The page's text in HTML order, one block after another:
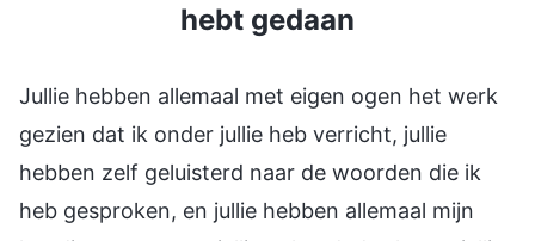
hebt gedaan
Jullie hebben allemaal met eigen ogen het werk gezien dat ik onder jullie heb verricht, jullie hebben zelf geluisterd naar de woorden die ik heb gesproken, en jullie hebben allemaal mijn houding tegenover jullie gekend, dus horen jullie te weten waarom ik dit werk in jullie verricht. Ik zeg jullie in alle eerlijkheid: jullie zijn alleen maar werktuigen voor mijn werk van de overwinning in de laatste dagen, de gereedschappen voor het verbreiden van mijn werk onder de naties van de heidenen. Ik spreek door jullie onrechtvaardigheid, vuilheid, weerstand en opstandigheid heen om mijn werk beter uit te breiden en mijn naam te verspreiden onder de heidense naties, dat wil zeggen: onder enige van de naties buiten Israël. Dit is zodat mijn naam, mijn daden en mijn stem overal in de naties van de heidenen kunnen worden verspreid, waardoor alle naties die niet bij Israël horen door mij kunnen worden overwonnen, mij kunnen aanbidden en mijn heilige landen worden buiten de landen Israël en Egypte. Het uitbreiden van mijn werk is in feite het uitbreiden van mijn werk van de overwinning en het uitbreiden van mijn heilige land; het is de uitbreiding van mijn vaste voet op aarde. Het moet jullie duidelijk zijn dat jullie alleen maar de schepselen onder de naties van de heidenen zijn, die ik overwin. Oorspronkelijk hadden jullie noch status, noch enige gebruikswaarde, en waren jullie volstrekt nutteloos. Het is alleen doordat ik de maden van de mestvaalt heb verheven om voorbeelden te zijn van mijn overwinning over het hele land, om het enige ‘referentiemateriaal’ te zijn van mijn overwinning over het hele land, dat jullie zo fortuinlijk zijn geweest om met mij in contact te komen en nu met mij samen te komen. Het is vanwege jullie lage status dat ik jullie heb uitgekozen om de voorbeelden en modellen van mijn overwinningswerk te zijn. Het is alleen om deze reden dat ik onder jullie werk en spreek, en dat ik met jullie leef en verblijf. Jullie moeten weten dat het alleen door mijn management en door mijn extreme afkeer van de maden in de mestvaalt komt dat ik onder jullie spreek – het is zover gekomen dat ik woedend ben. Mijn werk onder jullie is in het geheel niet hetzelfde als het werk van Jehova in Israël, en in het bijzonder is het niet hetzelfde als het werk dat Jezus in Judea heeft gedaan. Het is met grote tolerantie dat ik spreek en werk, en het is met woede en ook oordeel dat ik deze ontaarden overwin. Het lijkt in niets op Jehova die Zijn volk in Israël leidt. Zijn werk in Israël was het schenken van voedsel en levend water, en Hij was vol barmhartigheid en liefde voor Zijn volk terwijl Hij hen voorzag. Het werk van tegenwoordig wordt verricht onder een vervloekte natie van mensen die niet zijn uitverkoren. Er is geen overdadig eten, noch is er het dorstlessende levensmiddel van het levende water, en er is al helemaal geen toevoer van overvloedige materiële goederen; er is alleen een toevoer van overvloedig oordeel en overvloedige vervloeking en tuchtiging. Deze op de mestvaalt levende maden zijn het absoluut niet waard de bergen vol vee en schapen, de grote rijkdom en de mooiste kinderen van het hele land te verkrijgen, zoals ik aan Israël heb geschonken. Het huidige Israël offert op het altaar het vee en de schapen en de gouden en zilveren voorwerpen waarmee ik het volk van Israël voed, en overstijgt het tiende deel dat Jehova onder de wet vereist. Daarom heb ik hun zelfs nog meer gegeven – meer dan honderd keer wat Israël onder de wet zou verkrijgen. Dat waarmee ik Israël voed, overtreft alles wat Abraham heeft verkregen, en alles wat Isaak heeft verkregen. Ik zal de familie van Israël vruchtbaar maken en zich laten vermenigvuldigen, en ik zal ervoor zorgen dat mijn volk Israël zich over de wereld verspreidt. Degenen die ik zegen en voor wie ik zorg, zijn nog altijd het uitverkoren volk van Israël – dat wil zeggen: de mensen die alles aan mij wijden en die alles van mij hebben verkregen. Het is omdat ze mij in gedachten houden dat ze hun pasgeboren kalveren en lammeren offeren op mijn heilige altaar, en alles wat ze hebben ten overstaan van mij offeren. Zelfs hun pasgeboren eerste zonen offeren ze in afwachting van mijn terugkeer. En hoe zit het met jullie? Jullie wekken mijn woede op, stellen eisen aan mij en stelen de offers van hen die dingen aan mij offeren, en jullie weten niet dat jullie mij beledigen; daarom is al wat jullie verkrijgen geween en straf in de duisternis. Jullie hebben mijn woede vele malen uitgelokt, en ik heb mijn brandende vuren zozeer neer laten regenen, dat heel wat mensen een tragisch einde hebben gevonden, en dat gelukkige huishoudens troosteloze graven zijn geworden. Het enige wat ik voor deze maden heb, is eindeloze woede, en ik ben niet van plan hen te zegenen. Het is alleen omwille van mijn werk dat ik een uitzondering heb gemaakt en jullie heb opgetild, en grote vernedering heb verdragen en onder jullie heb gewerkt. Ware het niet voor de wil van mijn Vader, hoe zou ik dan in hetzelfde huis kunnen wonen met de maden die in de mestvaalt krioelen? Ik voel extreme walging voor al jullie handelingen en woorden en hoe dan ook, omdat ik een bepaald ‘belang’ stel in jullie vuilheid en opstandigheid, is dit een grote verzameling van mijn woorden geworden. Anders zou ik beslist niet zo lang onder jullie zijn gebleven. Jullie moeten daarom weten dat mijn houding richting jullie er alleen maar een van medeleven en medelijden is; ik heb zelfs geen druppel liefde voor jullie. Wat ik voor jullie heb, is alleen maar tolerantie, want ik doe dit louter omwille van mijn werk. En jullie hebben mijn daden alleen maar gezien omdat ik vuilheid en opstandigheid heb uitgekozen als ‘grondstoffen’; anders zou ik mijn daden beslist niet aan deze maden openbaren. Ik werk alleen met tegenzin in jullie, wat totaal niets wegheeft van de paraatheid en bereidheid waarmee ik mijn werk in Israël heb gedaan. Ik draag mijn kwaadheid terwijl ik mijzelf dwing om onder jullie te spreken. Ware het niet omwille van mijn grotere werk, hoe zou ik het dan kunnen verdragen om zulke maden te blijven zien? Ware het niet omwille van mijn naam, dan zou ik lang geleden zijn opgestegen naar de hoogste hoogten en zou ik deze maden samen met hun mestvaalt volledig hebben verbrand! Ware het niet omwille van mijn glorie, hoe zou ik deze boze demonen dan kunnen toestaan om zich openlijk tegen mij te verzetten met hun hoofden die voor mijn ogen heen en weer zwaaien? Ware het niet om het soepel laten uitvoeren van mijn werk, zonder de geringste belemmering, hoe zou ik dan kunnen toestaan dat deze made-achtige mensen ongebreideld misbruik van mij maken? Als honderd mensen in een dorp in Israël op deze manier tegen mij in opstand zouden komen, zou ik hen, zelfs al hadden ze offers aan me gebracht, nog altijd volkomen vernietigen en in spleten in de grond werpen om te voorkomen dat mensen in andere steden ooit nog in opstand zouden komen. Ik ben een vuur dat alles verwoest en ik duld geen belediging. Omdat mensen allemaal door mij zijn geschapen, moeten ze gehoorzamen wat ik ook maar zeg en doe, en mogen ze niet in opstand komen. Mensen hebben het recht niet om zich met mijn werk te bemoeien, laat staan dat ze bevoegd zijn om te analyseren wat goed en fout is in mijn werk en woorden. Ik ben de Heer van de schepping, en de schepsels moeten alles wat ik vereis bereiken met een hart vol eerbied voor mij; ze moeten niet proberen met mij te redeneren en moeten zich vooral niet verzetten. Met mijn gezag heers ik over mijn mensen, en allen die onderdeel vormen van mijn schepping moeten zich onderwerpen aan mijn gezag. Hoewel jullie tegenwoordig vrijmoedig en aanmatigend zijn tegenover mij, hoewel jullie ongehoorzaam zijn aan de woorden waarmee ik jullie onderricht en geen angst kennen, beantwoord ik jullie opstandigheid alleen maar met verdraagzaamheid. Ik zal niet in een driftbui uitbarsten en mijn werk aantasten omdat minuscule, onbeduidende maden het vuil in de mestvaalt hebben omgewoeld. Ik gedoog het voortdurende bestaan van alles waarvan ik walg en alle dingen die ik verafschuw omwille van de wil van mijn Vader, en dat zal ik doen tot mijn uitspraken compleet zijn, tot mijn allerlaatste moment. Maak je geen zorgen! Ik kan mij niet verlagen tot hetzelfde niveau als een naamloze made, en zal mijn mate van vaardigheid niet met de jouwe meten. Ik walg van je, maar ik kan het volhouden. Je bent me ongehoorzaam, maar je kunt niet ontsnappen aan de dag waarop ik je zal tuchtigen, die mijn Vader mij heeft beloofd. Kan een geschapen made zich meten met de Heer van de schepping? In de herfst keren gevallen bladeren terug naar hun wortels; jij zult terugkeren naar het huis van je ‘vader’ en ik zal terugkeren aan mijn Vaders zijde. Zijn tedere genegenheid zal me begeleiden, en jij zult gevolgd worden door het vertrappen van je vader. Ik zal de glorie van mijn Vader hebben, en jij zult de schande van de jouwe hebben. Ik zal de tuchtiging die ik lange tijd heb ingehouden gebruiken om je te begeleiden, en jouw ranzige vlees, dat al tienduizenden jaren verdorven is, zal met mijn tuchtiging in aanraking komen. Ik zal mijn werk van woorden in jou hebben voltooid, begeleid door verdraagzaamheid, en jij zult de rol beginnen te vervullen van het ondergaan van rampspoed door toedoen van mijn woorden. Ik zal me enorm verheugen en werken in Israël; jij zult wenen en knarsetanden, bestaan en sterven in de modder. Ik zal mijn oorspronkelijke vorm terugkrijgen en niet langer met je verblijven in de vuilheid, terwijl jij je oorspronkelijke lelijkheid zult terugkrijgen en zult blijven rondgraven in de mestvaalt. Wanneer mijn werk en woorden zijn voltooid, zal het voor mij een dag van vreugde zijn. Wanneer het klaar is met jouw verzet en opstandigheid, zal het voor jou een dag van wenen zijn. Ik zal niet met je meevoelen, en je zult me nooit meer zien. Ik zal niet langer in dialoog met je treden, en je zult me nooit meer tegenkomen. Ik zal je opstandigheid haten, en je zult